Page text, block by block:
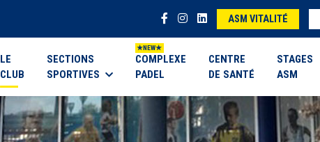
ASM VITALITÉ
LE
CLUB
SECTIONS
SPORTIVES
COMPLEXE
PADEL
CENTRE
DE SANTÉ
STAGES
ASM